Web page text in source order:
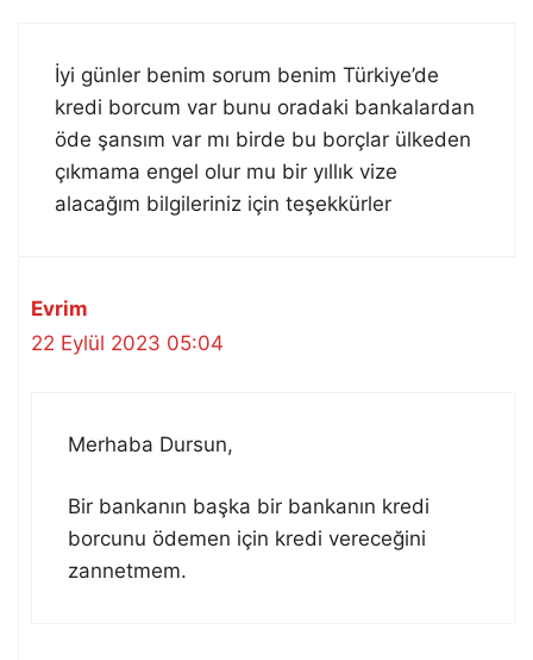
İyi günler benim sorum benim Türkiye’de
kredi borcum var bunu oradaki bankalardan
öde şansım var mı birde bu borçlar ülkeden
çıkmama engel olur mu bir yıllık vize
alacağım bilgileriniz için teşekkürler
Evrim
22 Eylül 2023 05:04
Merhaba Dursun,
Bir bankanın başka bir bankanın kredi
borcunu ödemen için kredi vereceğini
zannetmem.